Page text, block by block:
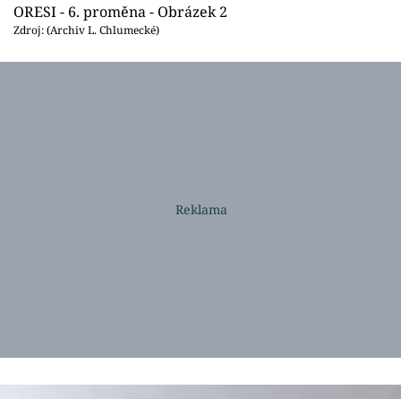
ORESI - 6. proměna - Obrázek 2
Zdroj: (Archiv L. Chlumecké)